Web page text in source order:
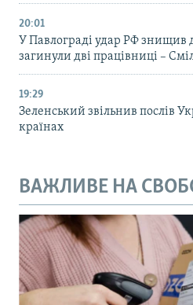
20:01
У Павлограді удар РФ знищив
загинули дві працівниці –
19:29
Зеленський звільнив послів
країнах
ВАЖЛИВЕ НА